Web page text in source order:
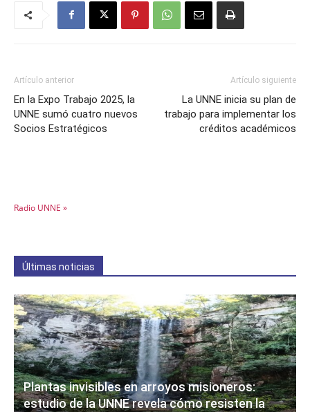
Artículo anterior
En la Expo Trabajo 2025, la
UNNE sumó cuatro nuevos
Socios Estratégicos
Artículo siguiente
La UNNE inicia su plan de
trabajo para implementar los
créditos académicos
Radio UNNE »
Últimas noticias
Plantas invisibles en arroyos misioneros:
estudio de la UNNE revela cómo resisten la